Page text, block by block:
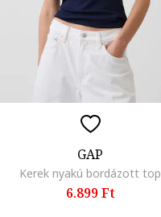
GAP
Kerek nyakú bordázott top
6.899 Ft